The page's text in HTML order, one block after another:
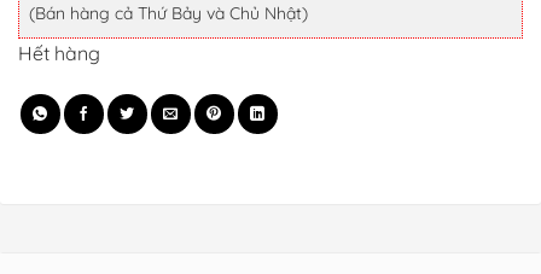
(Bán hàng cả Thứ Bảy và Chủ Nhật)
Hết hàng